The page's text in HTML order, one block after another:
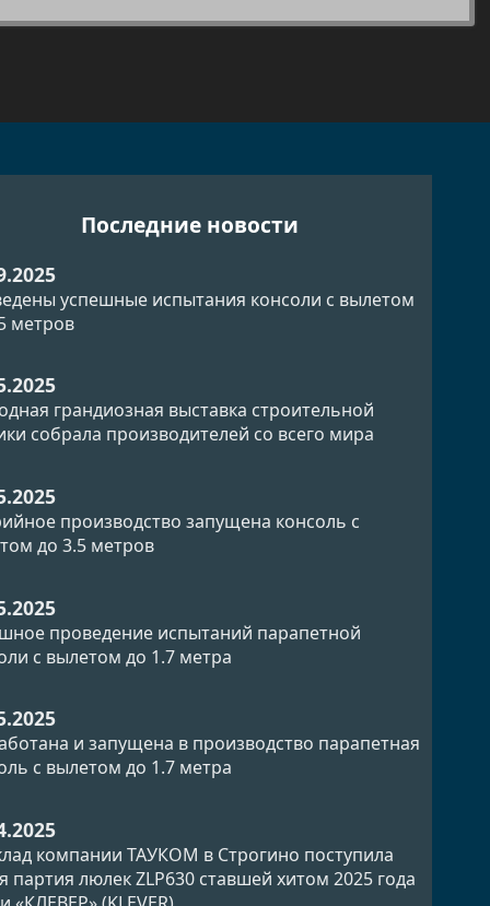
Последние новости
успешные испытания консоли с вылетом
метров
грандиозная выставка строительной
собрала производителей со всего мира
производство запущена консоль с
до 3.5 метров
проведение испытаний парапетной
с вылетом до 1.7 метра
и запущена в производство парапетная
с вылетом до 1.7 метра
компании ТАУКОМ в Строгино поступила
партия люлек ZLP630 ставшей хитом 2025 года